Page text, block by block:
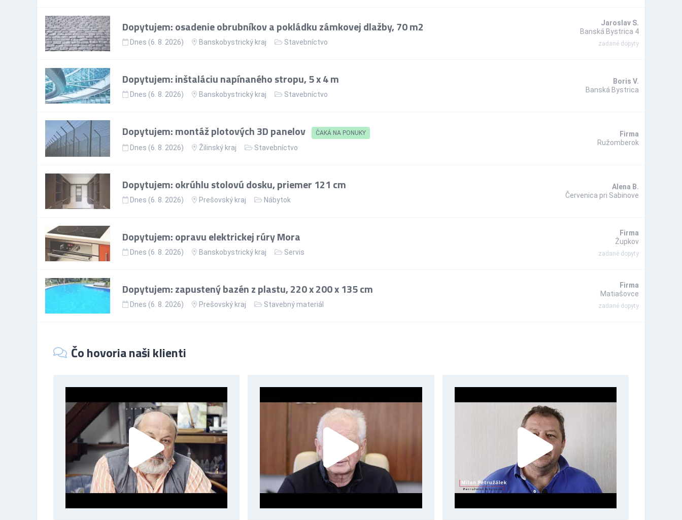
Dopytujem: osadenie obrubníkov a pokládku zámkovej dlažby, 70 m2
Dnes (6. 8. 2026) Banskobystrický kraj Stavebníctvo
Jaroslav S.
Banská Bystrica 4
zadané dopyty
Dopytujem: inštaláciu napínaného stropu, 5 x 4 m
Dnes (6. 8. 2026) Banskobystrický kraj Stavebníctvo
Boris V.
Banská Bystrica
Dopytujem: montáž plotových 3D panelov ČAKÁ NA PONUKY
Dnes (6. 8. 2026) Žilinský kraj Stavebníctvo
Firma
Ružomberok
Dopytujem: okrúhlu stolovú dosku, priemer 121 cm
Dnes (6. 8. 2026) Prešovský kraj Nábytok
Alena B.
Červenica pri Sabinove
Dopytujem: opravu elektrickej rúry Mora
Dnes (6. 8. 2026) Banskobystrický kraj Servis
Firma
Župkov
zadané dopyty
Dopytujem: zapustený bazén z plastu, 220 x 200 x 135 cm
Dnes (6. 8. 2026) Prešovský kraj Stavebný materiál
Firma
Matiašovce
zadané dopyty
Čo hovoria naši klienti